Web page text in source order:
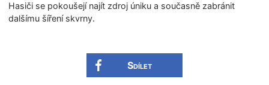
Hasiči se pokoušejí najít zdroj úniku a současně zabránit
dalšímu šíření skvrny.
Sdílet